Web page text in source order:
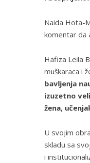
Naida Hota-
komentar da
Hafiza Leila
muškaraca i
bavljenja
izuzetno
žena,
U svojim
skladu sa
i